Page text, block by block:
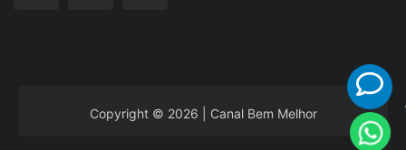
Copyright © 2026 | Canal Bem Melhor